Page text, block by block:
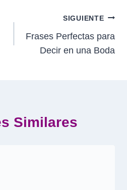
SIGUIENTE
Frases Perfectas para
Decir en una Boda
Similares